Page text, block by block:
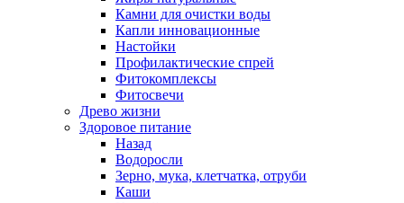
Камни для очистки воды
Капли инновационные
Настойки
Профилактические спрей
Фитокомплексы
Фитосвечи
Древо жизни
Здоровое питание
Назад
Водоросли
Зерно, мука, клетчатка, отруби
Каши